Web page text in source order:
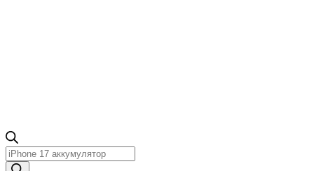
Поиск
товаров